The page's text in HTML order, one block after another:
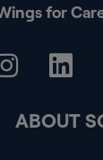
for
ABOUT